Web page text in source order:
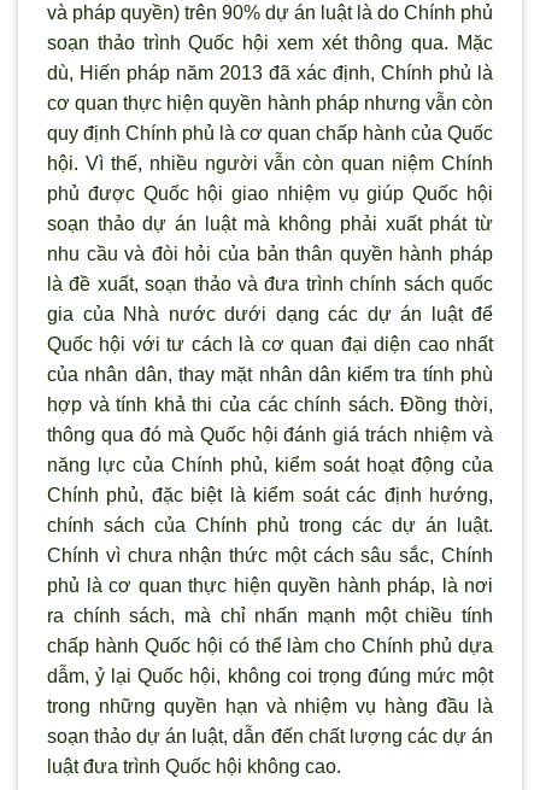
và pháp quyền) trên 90% dự án luật là do Chính phủ
soạn thảo trình Quốc hội xem xét thông qua. Mặc
dù, Hiến pháp năm 2013 đã xác định, Chính phủ là
cơ quan thực hiện quyền hành pháp nhưng vẫn còn
quy định Chính phủ là cơ quan chấp hành của Quốc
hội. Vì thế, nhiều người vẫn còn quan niệm Chính
phủ được Quốc hội giao nhiệm vụ giúp Quốc hội
soạn thảo dự án luật mà không phải xuất phát từ
nhu cầu và đòi hỏi của bản thân quyền hành pháp
là đề xuất, soạn thảo và đưa trình chính sách quốc
gia của Nhà nước dưới dạng các dự án luật để
Quốc hội với tư cách là cơ quan đại diện cao nhất
của nhân dân, thay mặt nhân dân kiểm tra tính phù
hợp và tính khả thi của các chính sách. Đồng thời,
thông qua đó mà Quốc hội đánh giá trách nhiệm và
năng lực của Chính phủ, kiểm soát hoạt động của
Chính phủ, đặc biệt là kiểm soát các định hướng,
chính sách của Chính phủ trong các dự án luật.
Chính vì chưa nhận thức một cách sâu sắc, Chính
phủ là cơ quan thực hiện quyền hành pháp, là nơi
ra chính sách, mà chỉ nhấn mạnh một chiều tính
chấp hành Quốc hội có thể làm cho Chính phủ dựa
dẫm, ỷ lại Quốc hội, không coi trọng đúng mức một
trong những quyền hạn và nhiệm vụ hàng đầu là
soạn thảo dự án luật, dẫn đến chất lượng các dự án
luật đưa trình Quốc hội không cao.